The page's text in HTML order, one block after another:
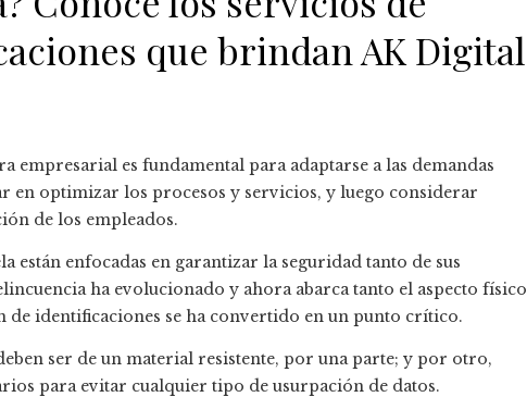
que brindan AK Digital
empresarial es fundamental para adaptarse a las demandas
en optimizar los procesos y servicios, y luego considerar
de los empleados.
están enfocadas en garantizar la seguridad tanto de sus
ha evolucionado y ahora abarca tanto el aspecto físico
identificaciones se ha convertido en un punto crítico.
ser de un material resistente, por una parte; y por otro,
para evitar cualquier tipo de usurpación de datos.